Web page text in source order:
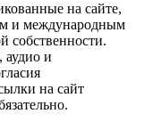
на сайте,
и международным
собственности.
аудио и
на сайт